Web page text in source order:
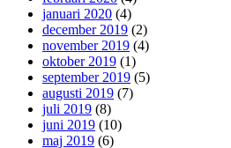
januari 2020 (4)
december 2019 (2)
november 2019 (4)
oktober 2019 (1)
september 2019 (5)
augusti 2019 (7)
juli 2019 (8)
juni 2019 (10)
maj 2019 (6)